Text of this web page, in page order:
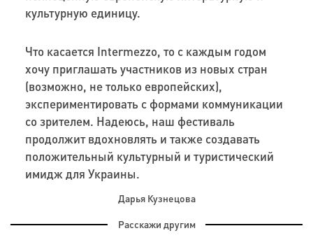
культурную единицу.
Что касается Intermezzo, то с каждым годом
хочу приглашать участников из новых стран
(возможно, не только европейских),
экспериментировать с формами коммуникации
со зрителем. Надеюсь, наш фестиваль
продолжит вдохновлять и также создавать
положительный культурный и туристический
имидж для Украины.
Дарья Кузнецова
Расскажи другим